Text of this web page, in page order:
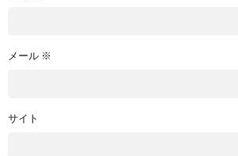
メール ※
サイト